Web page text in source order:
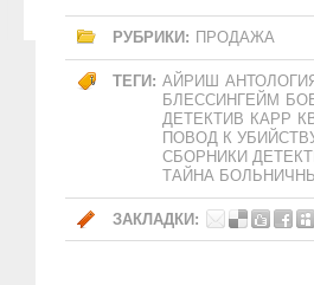
РУБРИКИ: ПРОДАЖА
ТЕГИ: АЙРИШ
БЛЕССИНГЕЙМ
ДЕТЕКТИВ КАРР
ПОВОД К
СБОРНИКИ
ТАЙНА
ЗАКЛАДКИ: